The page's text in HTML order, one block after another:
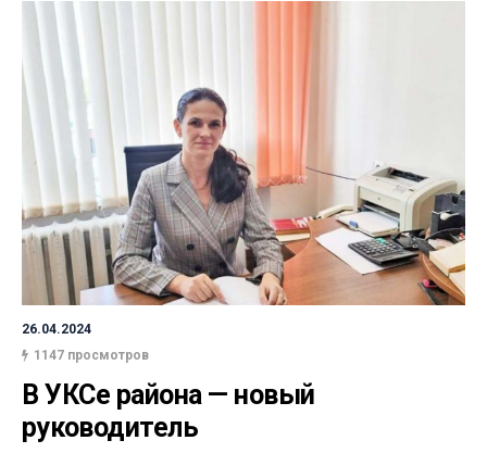
26.04.2024
1147 просмотров
В УКСе района — новый
руководитель